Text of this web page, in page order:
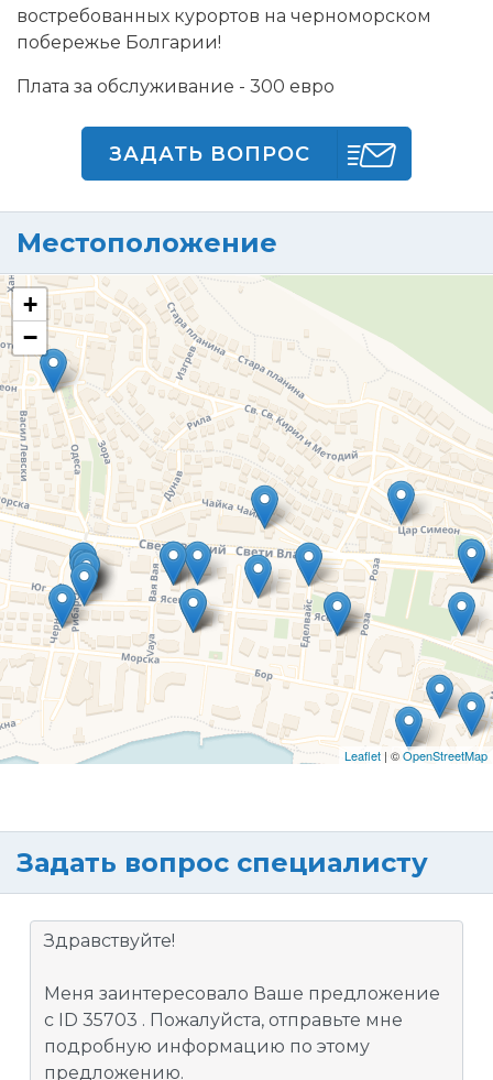
востребованных курортов на черноморском
побережье Болгарии!
Плата за обслуживание - 300 евро
ЗАДАТЬ ВОПРОС
Местоположение
+
−
Leaflet | ©OpenStreetMap
Задать вопрос специалисту